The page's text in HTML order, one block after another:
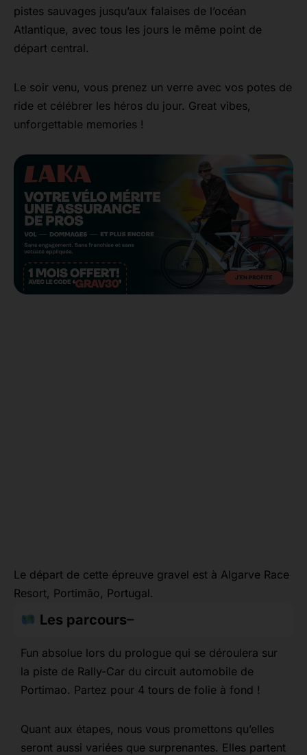
pistes sauvages jusqu’aux falaises de l’océan
Atlantique, avec tous les jours le même point de
départ central.
Le soir venu, vous prenez un verre avec vos potes de
ride et célébrer les héros du jour. Great vibes,
unforgettable memories !
Le départ de cette épreuve gravel est à Algarve Race
Resort, Portimão, Portugal.
Les parcours
Fun absolue lors du prologue qui se déroulera sur
la piste de Rally-Car du circuit automobile de
Portimao. Partez pour 4 tours de folie à fond !
Quant aux étapes, nous vous promettons qu’elles
seront aussi variées que surprenantes. Elles partent